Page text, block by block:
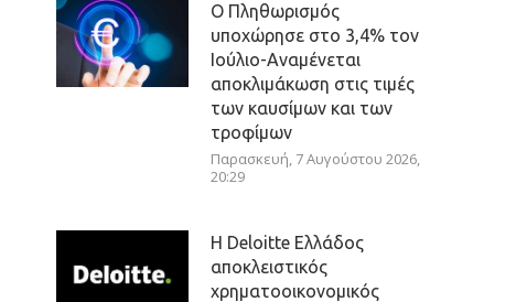
Ο Πληθωρισμός
υποχώρησε στο 3,4% τον
Ιούλιο-Αναμένεται
αποκλιμάκωση στις τιμές
των καυσίμων και των
τροφίμων
Παρασκευή, 7 Αυγούστου 2026,
20:29
Η Deloitte Ελλάδος
αποκλειστικός
χρηματοοικονομικός